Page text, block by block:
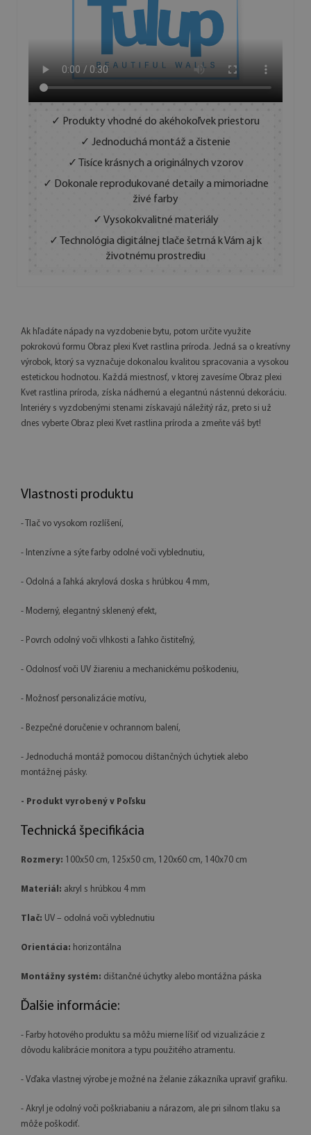
✓ Produkty vhodné do akéhokoľvek priestoru
✓ Jednoduchá montáž a čistenie
✓ Tisíce krásnych a originálnych vzorov
✓ Dokonale reprodukované detaily a mimoriadne
živé farby
✓ Vysokokvalitné materiály
✓ Technológia digitálnej tlače šetrná k Vám aj k
životnému prostrediu
Ak hľadáte nápady na vyzdobenie bytu, potom určite využite
pokrokovú formu Obraz plexi Kvet rastlina príroda. Jedná sa o kreatívny
výrobok, ktorý sa vyznačuje dokonalou kvalitou spracovania a vysokou
estetickou hodnotou. Každá miestnosť, v ktorej zavesíme Obraz plexi
Kvet rastlina príroda, získa nádhernú a elegantnú nástennú dekoráciu.
Interiéry s vyzdobenými stenami získavajú náležitý ráz, preto si už
dnes vyberte Obraz plexi Kvet rastlina príroda a zmeňte váš byt!
Vlastnosti produktu
- Tlač vo vysokom rozlíšení,
- Intenzívne a sýte farby odolné voči vyblednutiu,
- Odolná a ľahká akrylová doska s hrúbkou 4 mm,
- Moderný, elegantný sklenený efekt,
- Povrch odolný voči vlhkosti a ľahko čistiteľný,
- Odolnosť voči UV žiareniu a mechanickému poškodeniu,
- Možnosť personalizácie motívu,
- Bezpečné doručenie v ochrannom balení,
- Jednoduchá montáž pomocou dištančných úchytiek alebo
montážnej pásky.
- Produkt vyrobený v Poľsku
Technická špecifikácia
Rozmery: 100x50 cm, 125x50 cm, 120x60 cm, 140x70 cm
Materiál: akryl s hrúbkou 4 mm
Tlač: UV – odolná voči vyblednutiu
Orientácia: horizontálna
Montážny systém: dištančné úchytky alebo montážna páska
Ďalšie informácie:
- Farby hotového produktu sa môžu mierne líšiť od vizualizácie z
dôvodu kalibrácie monitora a typu použitého atramentu.
- Vďaka vlastnej výrobe je možné na želanie zákazníka upraviť grafiku.
- Akryl je odolný voči poškriabaniu a nárazom, ale pri silnom tlaku sa
môže poškodiť.